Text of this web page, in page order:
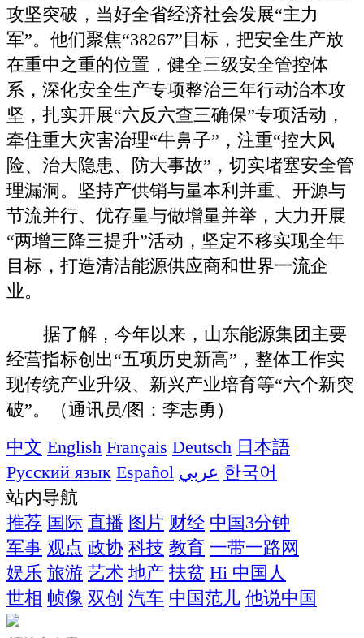
攻坚突破，当好全省经济社会发展“主力
军”。他们聚焦“38267”目标，把安全生产放
在重中之重的位置，健全三级安全管控体
系，深化安全生产专项整治三年行动治本攻
坚，扎实开展“六反六查三确保”专项活动，
牵住重大灾害治理“牛鼻子”，注重“控大风
险、治大隐患、防大事故”，切实堵塞安全管
理漏洞。坚持产供销与量本利并重、开源与
节流并行、优存量与做增量并举，大力开展
“两增三降三提升”活动，坚定不移实现全年
目标，打造清洁能源供应商和世界一流企
业。
据了解，今年以来，山东能源集团主要
经营指标创出“五项历史新高”，整体工作实
现传统产业升级、新兴产业培育等“六个新突
破”。（通讯员/图：李志勇）
中文 English Français Deutsch 日本語
Русский язык Español عربي 한국어
站内导航
推荐 国际 直播 图片 财经 中国3分钟
军事 观点 政协 科技 教育 一带一路网
娱乐 旅游 艺术 地产 扶贫 Hi 中国人
世相 帧像 双创 汽车 中国范儿 他说中国